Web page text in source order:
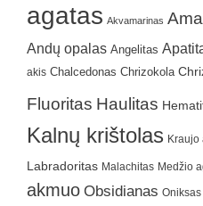
agatas Akvamarinas
Andų opalas Angelitas
akis Chalcedonas Chrizokola
Fluoritas Haulitas
Kalnų krištolas Kraujo
Labradoritas Malachitas Medžio
akmuo Obsidianas Oniksas